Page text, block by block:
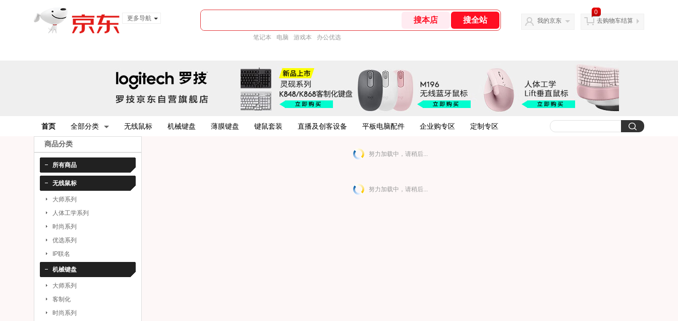
更多导航
笔记本 电脑 游戏本 办公优选
我的京东
0
去购物车结算
首页 全部分类 无线鼠标 机械键盘 薄膜键盘 键鼠套装 直播及创客设备 平板电脑配件 企业购专区 定制专区
商品分类
所有商品
无线鼠标
大师系列
人体工学系列
时尚系列
优选系列
IP联名
机械键盘
大师系列
客制化
时尚系列
努力加载中，请稍后...
努力加载中，请稍后...